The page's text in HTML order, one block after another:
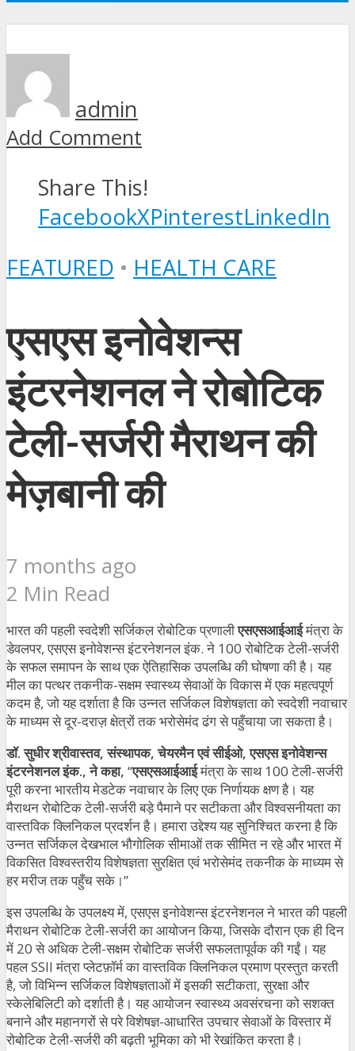
admin
Add Comment
Share This!
FacebookXPinterestLinkedIn
FEATURED • HEALTH CARE
एसएस इनोवेशन्स
इंटरनेशनल ने रोबोटिक
टेली-सर्जरी मैराथन की
मेज़बानी की
7 months ago
2 Min Read
भारत की पहली स्वदेशी सर्जिकल रोबोटिक प्रणालीएसएसआईआईमंत्रा के
डेवलपर, एसएस इनोवेशन्स इंटरनेशनल इंक. ने 100 रोबोटिक टेली-सर्जरी
के सफल समापन के साथ एक ऐतिहासिक उपलब्धि की घोषणा की है। यह
मील का पत्थर तकनीक-सक्षम स्वास्थ्य सेवाओं के विकास में एक महत्वपूर्ण
कदम है, जो यह दर्शाता है कि उन्नत सर्जिकल विशेषज्ञता को स्वदेशी नवाचार
के माध्यम से दूर-दराज़ क्षेत्रों तक भरोसेमंद ढंग से पहुँचाया जा सकता है।
डॉ. सुधीर श्रीवास्तव, संस्थापक, चेयरमैन एवं सीईओ, एसएस इनोवेशन्स
इंटरनेशनल इंक., ने कहा, “एसएसआईआईमंत्रा के साथ 100 टेली-सर्जरी
पूरी करना भारतीय मेडटेक नवाचार के लिए एक निर्णायक क्षण है। यह
मैराथन रोबोटिक टेली-सर्जरी बड़े पैमाने पर सटीकता और विश्वसनीयता का
वास्तविक क्लिनिकल प्रदर्शन है। हमारा उद्देश्य यह सुनिश्चित करना है कि
उन्नत सर्जिकल देखभाल भौगोलिक सीमाओं तक सीमित न रहे और भारत में
विकसित विश्वस्तरीय विशेषज्ञता सुरक्षित एवं भरोसेमंद तकनीक के माध्यम से
हर मरीज तक पहुँच सके।”
इस उपलब्धि के उपलक्ष्य में, एसएस इनोवेशन्स इंटरनेशनल ने भारत की पहली
मैराथन रोबोटिक टेली-सर्जरी का आयोजन किया, जिसके दौरान एक ही दिन
में 20 से अधिक टेली-सक्षम रोबोटिक सर्जरी सफलतापूर्वक की गईं। यह
पहल SSII मंत्रा प्लेटफ़ॉर्म का वास्तविक क्लिनिकल प्रमाण प्रस्तुत करती
है, जो विभिन्न सर्जिकल विशेषज्ञताओं में इसकी सटीकता, सुरक्षा और
स्केलेबिलिटी को दर्शाती है। यह आयोजन स्वास्थ्य अवसंरचना को सशक्त
बनाने और महानगरों से परे विशेषज्ञ-आधारित उपचार सेवाओं के विस्तार में
रोबोटिक टेली-सर्जरी की बढ़ती भूमिका को भी रेखांकित करता है।